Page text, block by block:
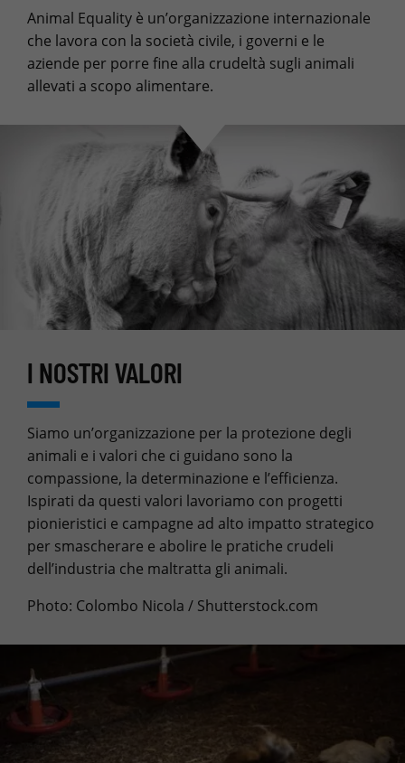
Animal Equality è un’organizzazione internazionale
che lavora con la società civile, i governi e le
aziende per porre fine alla crudeltà sugli animali
allevati a scopo alimentare.
I NOSTRI VALORI
Siamo un’organizzazione per la protezione degli
animali e i valori che ci guidano sono la
compassione, la determinazione e l’efficienza.
Ispirati da questi valori lavoriamo con progetti
pionieristici e campagne ad alto impatto strategico
per smascherare e abolire le pratiche crudeli
dell’industria che maltratta gli animali.
Photo: Colombo Nicola / Shutterstock.com